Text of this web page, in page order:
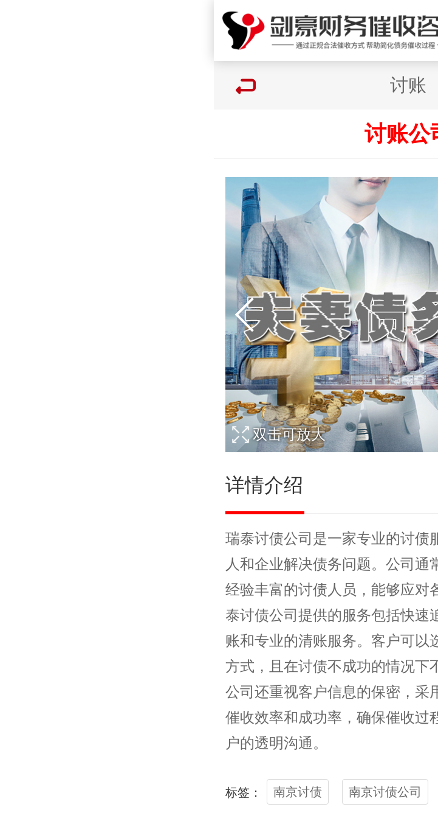
讨账
讨账公
双击可放大
详情介绍
瑞泰讨债公司 是一家专业的讨债
人和企业解决债务问题。公司通
经验丰富的讨债人员，能够应对
泰讨债公司提供的服务包括快速
账和专业的清账服务。客户可以
方式，且在讨债不成功的情况下
公司还重视客户信息的保密，采
催收效率和成功率，确保催收过
户的透明沟通。
标签： 南京讨债 南京讨债公司